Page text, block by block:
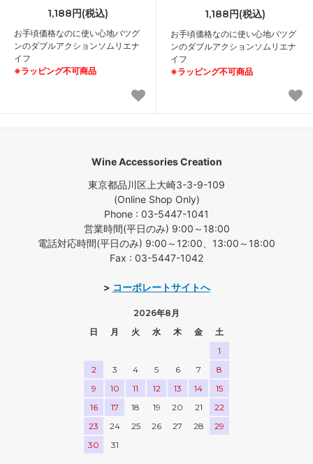
1,188円(税込)
お手頃価格なのに使い心地バツグ
ンのダブルアクションソムリエナ
イフ
※ラッピング不可商品
1,188円(税込)
お手頃価格なのに使い心地バツグ
ンのダブルアクションソムリエナ
イフ
※ラッピング不可商品
Wine Accessories Creation
東京都品川区上大崎3-3-9-109
(Online Shop Only)
Phone : 03-5447-1041
営業時間(平日のみ) 9:00～18:00
電話対応時間(平日のみ) 9:00～12:00、13:00～18:00
Fax : 03-5447-1042
> コーポレートサイトへ
2026年8月
日
月 火 水 木 金
土
1
2
3 4 5 6 7
8
9
10 11 12 13 14
15
16
17 18 19 20 21
22
23
24 25 26 27 28
29
30
31